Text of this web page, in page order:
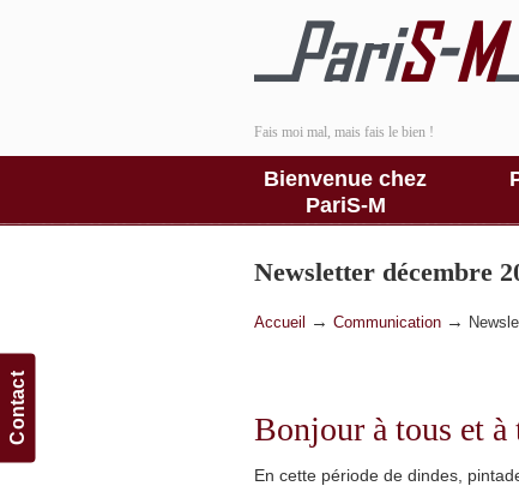
Contact
Fais moi mal, mais fais le bien !
Bienvenue chez
PariS-M
Newsletter décembre
Accueil → Communication →
Bonjour à tous et à
En cette période de dindes,